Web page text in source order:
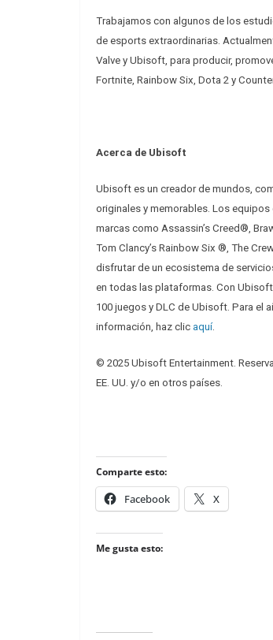
Trabajamos con algunos de los
de esports extraordinarias.
Valve y Ubisoft, para producir,
Fortnite, Rainbow Six, Dota 2 y
Acerca de Ubisoft
Ubisoft es un creador de mundos,
originales y memorables. Los
marcas como Assassin’s Creed®,
Tom Clancy’s Rainbow Six ®, The
disfrutar de un ecosistema de
en todas las plataformas. Con
100 juegos y DLC de Ubisoft. Para el
información, haz clic aquí.
© 2025 Ubisoft Entertainment.
EE. UU. y/o en otros países.
Comparte esto:
Facebook X
Me gusta esto: